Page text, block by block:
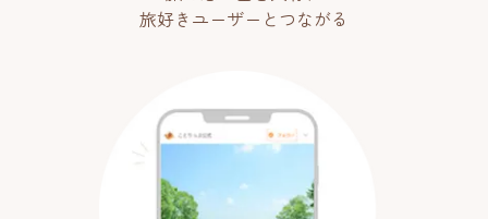
旅好きユーザーとつながる